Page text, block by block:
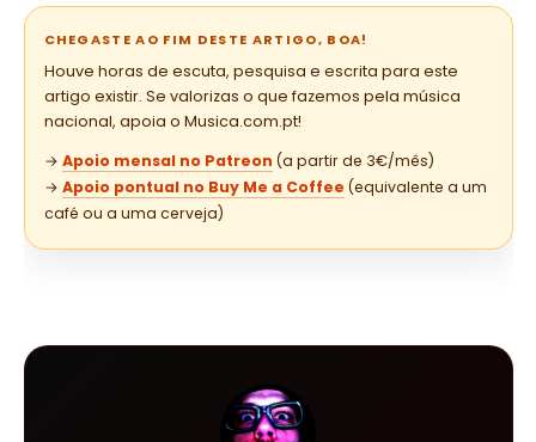
CHEGASTE AO FIM DESTE ARTIGO, BOA!
Houve horas de escuta, pesquisa e escrita para este
artigo existir. Se valorizas o que fazemos pela música
nacional, apoia o Musica.com.pt!
→ Apoio mensal no Patreon (a partir de 3€/mês)
→ Apoio pontual no Buy Me a Coffee (equivalente a um
café ou a uma cerveja)